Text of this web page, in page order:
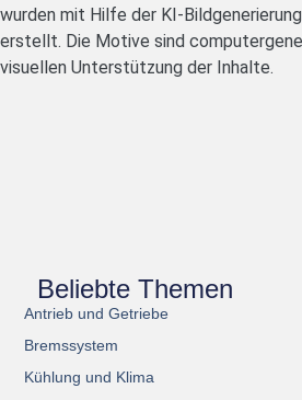
wurden mit Hilfe der KI-Bildgenerierung
erstellt. Die Motive sind
visuellen Unterstützung der Inhalte.
Beliebte Themen
Antrieb und Getriebe
Bremssystem
Kühlung und Klima